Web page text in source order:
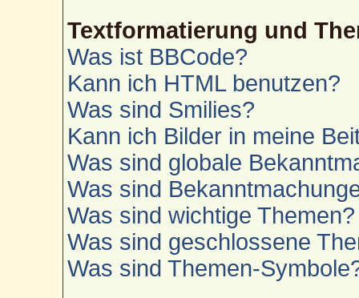
Textformatierung und
Was ist BBCode?
Kann ich HTML benutzen?
Was sind Smilies?
Kann ich Bilder in meine
Was sind globale
Was sind
Was sind wichtige Themen?
Was sind geschlossene
Was sind Themen-